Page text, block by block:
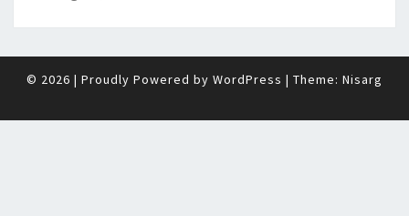
© 2026 | Proudly Powered by WordPress | Theme: Nisarg